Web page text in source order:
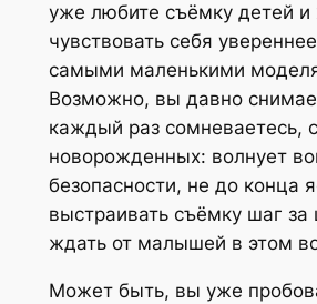
уже любите съёмку детей и
чувствовать себя
самыми маленькими
Возможно, вы давно
каждый раз сомневаетесь,
новорожденных: волнует
безопасности, не до конца
выстраивать съёмку шаг
ждать от малышей в этом
Может быть, вы уже